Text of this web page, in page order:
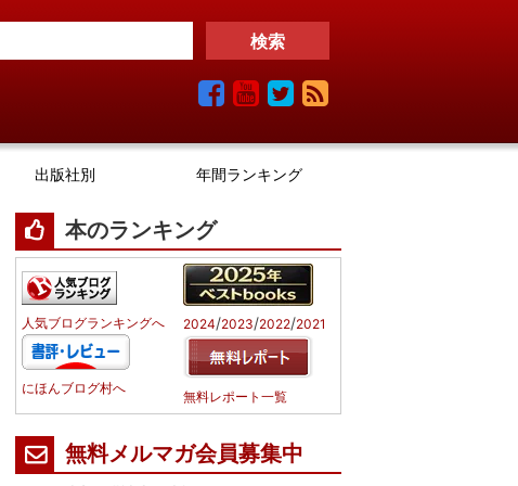
出版社別 年間ランキング
本のランキング
人気ブログランキングへ
にほんブログ村へ
2024/2023/2022/2021
無料レポート一覧
無料メルマガ会員募集中